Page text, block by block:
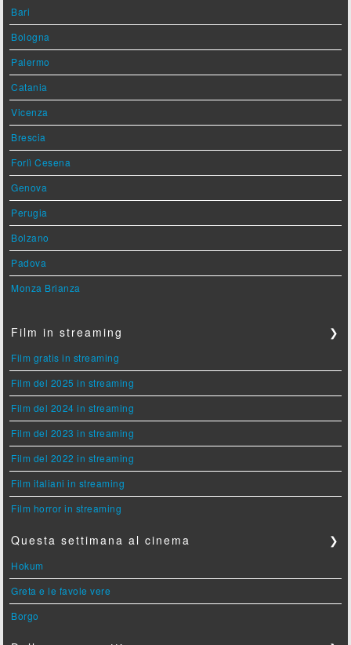
Bari
Bologna
Palermo
Catania
Vicenza
Brescia
Forlì Cesena
Genova
Perugia
Bolzano
Padova
Monza Brianza
Film in streaming ❯
Film gratis in streaming
Film del 2025 in streaming
Film del 2024 in streaming
Film del 2023 in streaming
Film del 2022 in streaming
Film italiani in streaming
Film horror in streaming
Questa settimana al cinema ❯
Hokum
Greta e le favole vere
Borgo